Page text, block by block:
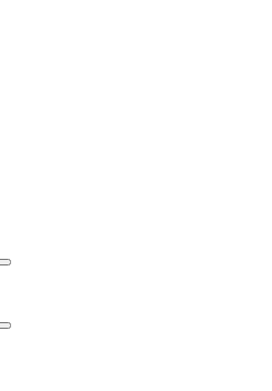
Пошук
Пошук